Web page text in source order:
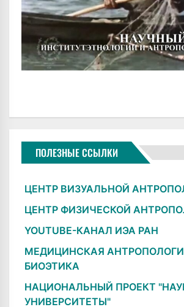
ПОЛЕЗНЫЕ ССЫЛКИ
ЦЕНТР ВИЗУАЛЬНОЙ
ЦЕНТР ФИЗИЧЕСКОЙ
YOUTUBE-КАНАЛ ИЭА РАН
МЕДИЦИНСКАЯ
БИОЭТИКА
НАЦИОНАЛЬНЫЙ ПРОЕКТ
УНИВЕРСИТЕТЫ"